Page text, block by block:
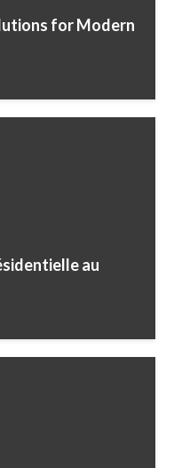
for Modern
au